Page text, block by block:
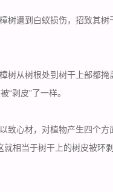
遭到白蚁损伤，招致其
从树根处到树干上部都
剥皮”了一样。
心材，对植物产生四个方
相当于树干上的树皮被环